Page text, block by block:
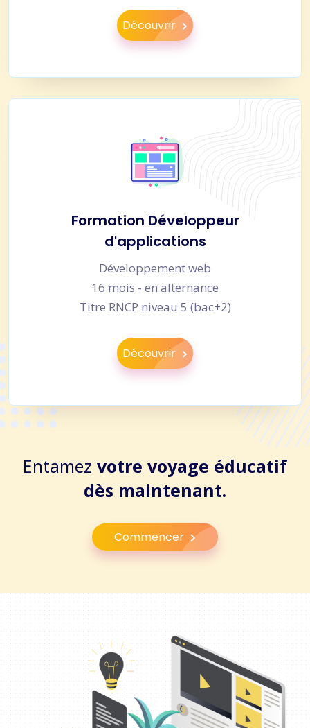
Découvrir
Formation Développeur
d'applications
Développement web
16 mois - en alternance
Titre RNCP niveau 5 (bac+2)
Découvrir
Entamez votre voyage éducatif
dès maintenant.
Commencer